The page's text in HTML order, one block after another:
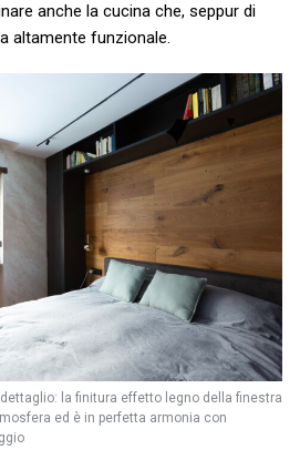
anche la cucina che, seppur di
altamente funzionale.
la finitura effetto legno della finestra
ed è in perfetta armonia con